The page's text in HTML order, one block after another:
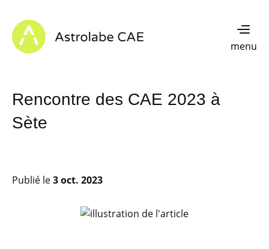
Astrolabe CAE - Home
menu
Rencontre des CAE 2023 à
Sète
Publié le3 oct. 2023